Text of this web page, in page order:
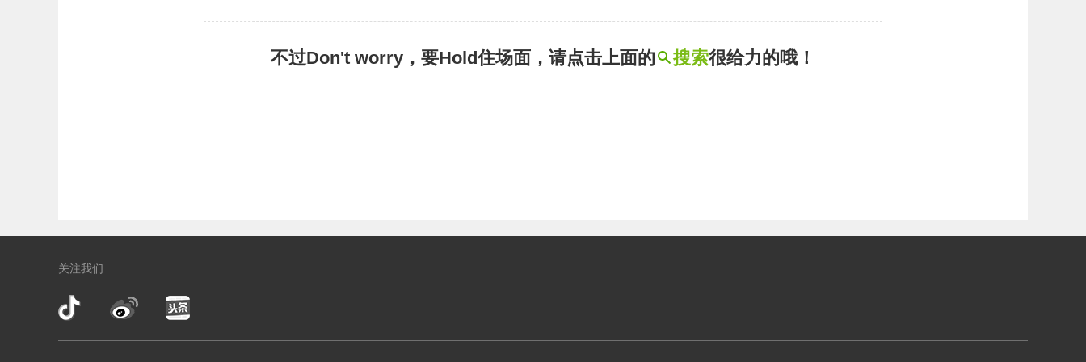
不过Don't worry，要Hold住场面，请点击上面的 搜索很给力的哦！
关注我们